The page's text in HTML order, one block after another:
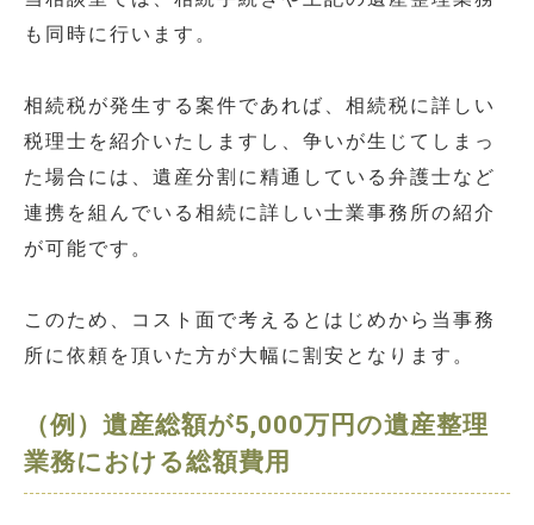
も同時に行います。
相続税が発生する案件であれば、相続税に詳しい
税理士を紹介いたしますし、争いが生じてしまっ
た場合には、遺産分割に精通している弁護士など
連携を組んでいる相続に詳しい士業事務所の紹介
が可能です。
このため、コスト面で考えるとはじめから当事務
所に依頼を頂いた方が大幅に割安となります。
（例）遺産総額が5,000万円の遺産整理
業務における総額費用